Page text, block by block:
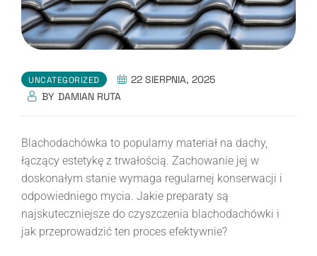
UNCATEGORIZED
22 SIERPNIA, 2025
BY DAMIAN RUTA
Blachodachówka to popularny materiał na dachy,
łączący estetykę z trwałością. Zachowanie jej w
doskonałym stanie wymaga regularnej konserwacji i
odpowiedniego mycia. Jakie preparaty są
najskuteczniejsze do czyszczenia blachodachówki i
jak przeprowadzić ten proces efektywnie?